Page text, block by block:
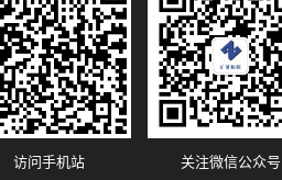
关注微信公众号
访问手机站